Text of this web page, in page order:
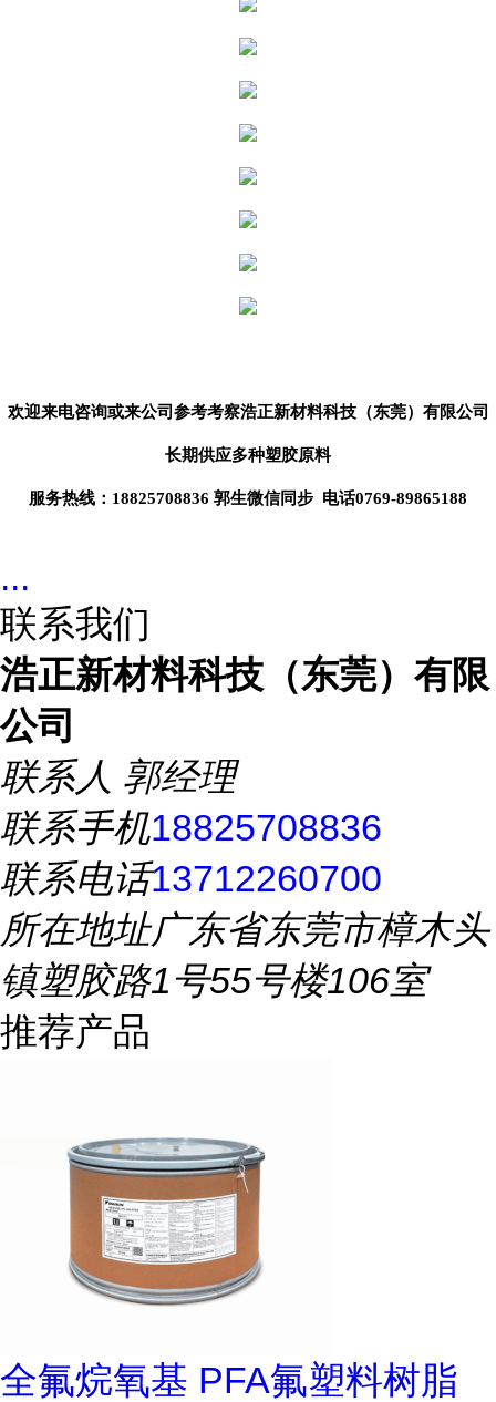
欢迎来电咨询或来公司参考考察浩正新材料科技（东莞） 有限公司
长期供应多种塑胶原料
服务热线：18825708836 郭生微信同步 电话0769-89865188
...
联系我们
浩正新材料科技（东莞）有限
公司
联系人 郭经理
联系手机18825708836
联系电话13712260700
所在地址广东省东莞市樟木头
镇塑胶路1号55号楼106室
推荐产品
全氟烷氧基 PFA氟塑料树脂